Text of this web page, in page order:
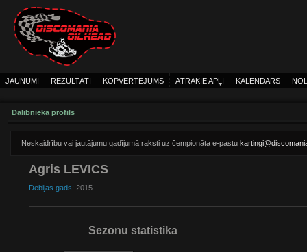
JAUNUMI REZULTĀTI KOPVĒRTĒJUMS ĀTRĀKIE APĻI KALENDĀRS
Dalībnieka profils
Neskaidrību vai jautājumu gadījumā raksti uz čempionāta e-pastu
Agris LEVICS
Debijas gads: 2015
Sezonu statistika